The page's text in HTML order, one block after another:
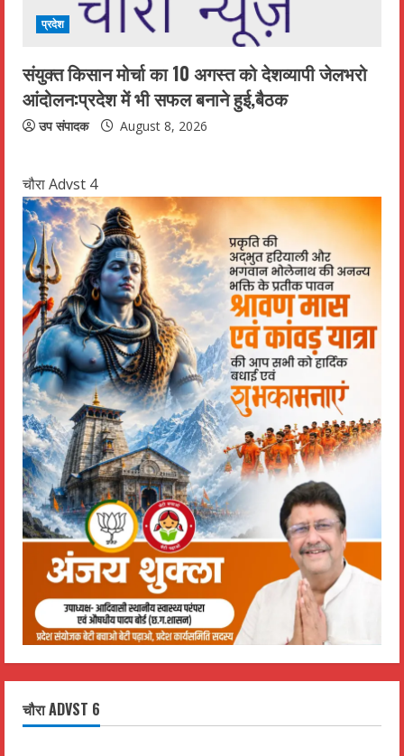
प्रदेश
संयुक्त किसान मोर्चा का 10 अगस्त को देशव्यापी जेलभरो
आंदोलन:प्रदेश में भी सफल बनाने हुई,बैठक
उप संपादक August 8, 2026
चौरा Advst 4
चौरा ADVST 6